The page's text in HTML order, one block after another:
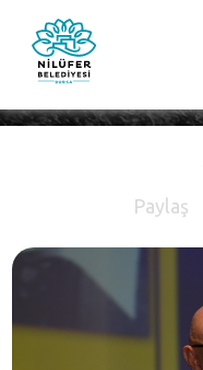
Paylaş